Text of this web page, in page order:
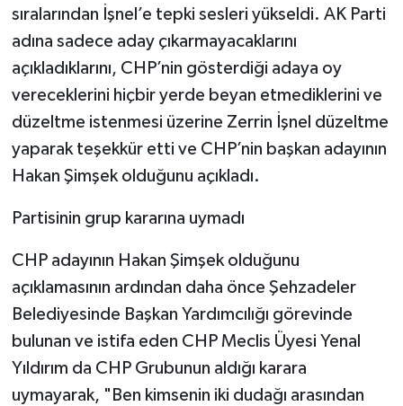
sıralarından İşnel’e tepki sesleri yükseldi. AK Parti
adına sadece aday çıkarmayacaklarını
açıkladıklarını, CHP’nin gösterdiği adaya oy
vereceklerini hiçbir yerde beyan etmediklerini ve
düzeltme istenmesi üzerine Zerrin İşnel düzeltme
yaparak teşekkür etti ve CHP’nin başkan adayının
Hakan Şimşek olduğunu açıkladı.
Partisinin grup kararına uymadı
CHP adayının Hakan Şimşek olduğunu
açıklamasının ardından daha önce Şehzadeler
Belediyesinde Başkan Yardımcılığı görevinde
bulunan ve istifa eden CHP Meclis Üyesi Yenal
Yıldırım da CHP Grubunun aldığı karara
uymayarak, "Ben kimsenin iki dudağı arasından